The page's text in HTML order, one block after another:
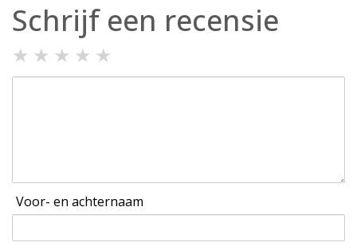
Schrijf een recensie
★ ★ ★ ★ ★
Voor- en achternaam